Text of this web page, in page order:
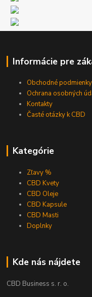
Informácie pre
Obchodné podmienky
Ochrana osobných
Kontakty
Časté otázky k CBD
Kategórie
Zľavy %
CBD Kvety
CBD Oleje
CBD Kapsule
CBD Masti
Doplnky
Kde nás nájdete
CBD Business s. r. o.